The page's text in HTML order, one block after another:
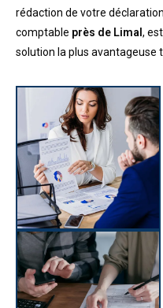
rédaction de votre
comptable près de Limal ,
solution la plus avantageuse